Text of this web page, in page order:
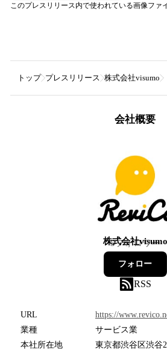
このプレスリリース内で使われている画像ファ
トップ プレスリリース 株式会社visumo
会社概要
株式会社visumo
5フォロワー
フォロー
RSS
URL
https://
業種
サービス業
本社所在地
東京都渋谷区渋谷